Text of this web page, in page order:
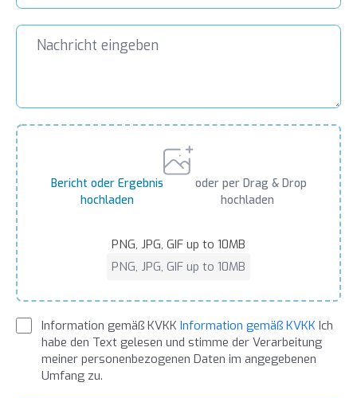
Bericht oder Ergebnis
hochladen
oder per Drag & Drop
hochladen
PNG, JPG, GIF up to 10MB
PNG, JPG, GIF up to 10MB
Information gemäß KVKK Information gemäß KVKK Ich
habe den Text gelesen und stimme der Verarbeitung
meiner personenbezogenen Daten im angegebenen
Umfang zu.